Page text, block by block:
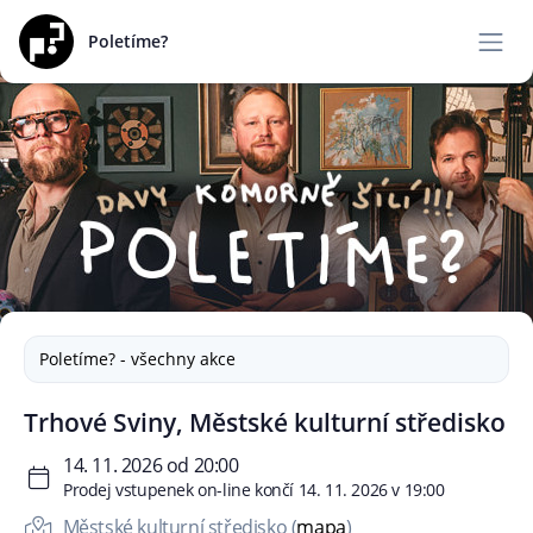
Poletíme?
Poletíme? - všechny akce
Trhové Sviny, Městské kulturní středisko
14. 11. 2026 od 20:00
Prodej vstupenek on-line končí 14. 11. 2026 v 19:00
Městské kulturní středisko (mapa)